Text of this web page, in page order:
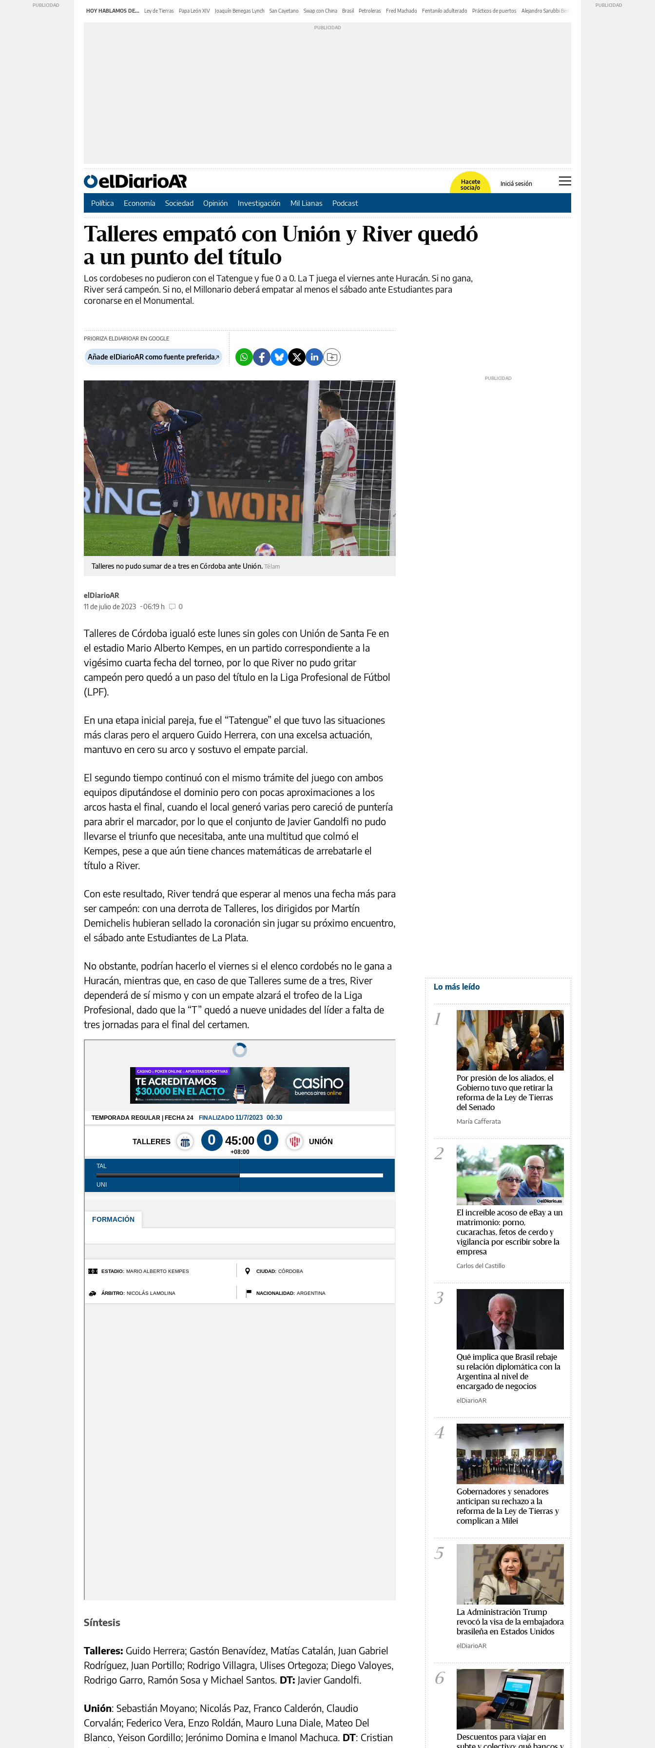
HOY HABLAMOS DE... Ley de Tierras Papa León XIV Joaquín Benegas Lynch San Cayetano Swap con China Brasil Petroleras Fred Machado Fentanilo adulterado Prácticos de puertos Alejandro Sarubbi Benítez
Hacete
socia/o
Iniciá sesión
Política Economía Sociedad Opinión Investigación Mil Lianas Podcast
Talleres empató con Unión y River quedó
a un punto del título
Los cordobeses no pudieron con el Tatengue y fue 0 a 0. La T juega el viernes ante Huracán. Si no gana,
River será campeón. Si no, el Millonario deberá empatar al menos el sábado ante Estudiantes para
coronarse en el Monumental.
PRIORIZA ELDIARIOAR EN GOOGLE
Añade elDiarioAR como fuente preferida
Talleres no pudo sumar de a tres en Córdoba ante Unión.Télam
elDiarioAR
11 de julio de 2023
06:19 h 0
Talleres de Córdoba igualó este lunes sin goles con Unión de Santa Fe en
el estadio Mario Alberto Kempes, en un partido correspondiente a la
vigésimo cuarta fecha del torneo, por lo que River no pudo gritar
campeón pero quedó a un paso del título en la Liga Profesional de Fútbol
(LPF).
En una etapa inicial pareja, fue el “Tatengue” el que tuvo las situaciones
más claras pero el arquero Guido Herrera, con una excelsa actuación,
mantuvo en cero su arco y sostuvo el empate parcial.
El segundo tiempo continuó con el mismo trámite del juego con ambos
equipos diputándose el dominio pero con pocas aproximaciones a los
arcos hasta el final, cuando el local generó varias pero careció de puntería
para abrir el marcador, por lo que el conjunto de Javier Gandolfi no pudo
llevarse el triunfo que necesitaba, ante una multitud que colmó el
Kempes, pese a que aún tiene chances matemáticas de arrebatarle el
título a River.
Con este resultado, River tendrá que esperar al menos una fecha más para
ser campeón: con una derrota de Talleres, los dirigidos por Martín
Demichelis hubieran sellado la coronación sin jugar su próximo encuentro,
el sábado ante Estudiantes de La Plata.
No obstante, podrían hacerlo el viernes si el elenco cordobés no le gana a
Huracán, mientras que, en caso de que Talleres sume de a tres, River
dependerá de sí mismo y con un empate alzará el trofeo de la Liga
Profesional, dado que la “T” quedó a nueve unidades del líder a falta de
tres jornadas para el final del certamen.
Síntesis
Talleres: Guido Herrera; Gastón Benavídez, Matías Catalán, Juan Gabriel
Rodríguez, Juan Portillo; Rodrigo Villagra, Ulises Ortegoza; Diego Valoyes,
Rodrigo Garro, Ramón Sosa y Michael Santos. DT: Javier Gandolfi.
Unión: Sebastián Moyano; Nicolás Paz, Franco Calderón, Claudio
Corvalán; Federico Vera, Enzo Roldán, Mauro Luna Diale, Mateo Del
Blanco, Yeison Gordillo; Jerónimo Domina e Imanol Machuca. DT: Cristian
Lo más leído
1
Por presión de los aliados, el
Gobierno tuvo que retirar la
reforma de la Ley de Tierras
del Senado
María Cafferata
2
El increíble acoso de eBay a un
matrimonio: porno,
cucarachas, fetos de cerdo y
vigilancia por escribir sobre la
empresa
Carlos del Castillo
3
Qué implica que Brasil rebaje
su relación diplomática con la
Argentina al nivel de
encargado de negocios
elDiarioAR
4
Gobernadores y senadores
anticipan su rechazo a la
reforma de la Ley de Tierras y
complican a Milei
5
La Administración Trump
revocó la visa de la embajadora
brasileña en Estados Unidos
elDiarioAR
6
Descuentos para viajar en